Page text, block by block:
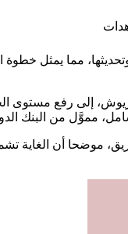
ضخما لتقويتها
إلى رفع مستوى
مموَّل من البنك
أن الغاية